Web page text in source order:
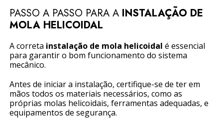
PASSO A PASSO PARA A INSTALAÇÃO DE
MOLA HELICOIDAL
A correta instalação de mola helicoidal é essencial
para garantir o bom funcionamento do sistema
mecânico.
Antes de iniciar a instalação, certifique-se de ter em
mãos todos os materiais necessários, como as
próprias molas helicoidais, ferramentas adequadas, e
equipamentos de segurança.